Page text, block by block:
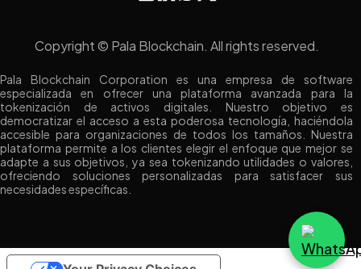
Copyright © Pala Blockchain. All rights reserved.
Pala Blockchain Corporation es una empresa de software
especializada en ofrecer una plataforma avanzada para la
tokenización de activos digitales. Nuestro objetivo es
democratizar el acceso a esta poderosa tecnología, haciéndola
accesible para organizaciones de todos los tamaños. Nuestra
plataforma permite a los clientes elegir el enfoque que mejor se
adapte a sus objetivos, ya sea tokenizando utilidades o valores,
ofreciendo soluciones personalizadas para satisfacer sus
necesidades específicas.